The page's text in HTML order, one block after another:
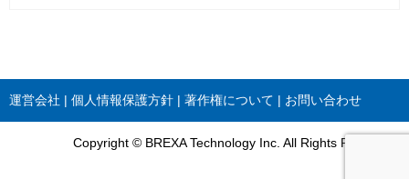
運営会社 個人情報保護方針 著作権について お問い合わせ
Copyright © BREXA Technology Inc. All Rights Reserved.